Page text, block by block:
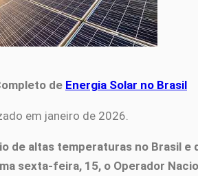
de Energia Solar no Brasil
em janeiro de 2026.
de altas temperaturas no Brasil e
sexta-feira, 15, o Operador